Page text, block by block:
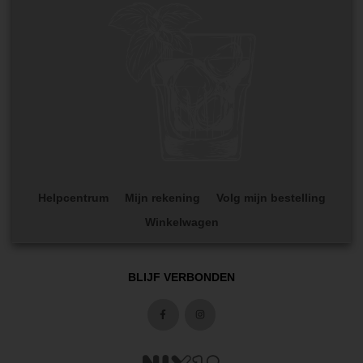
Helpcentrum Mijn rekening
Volg mijn bestelling
Winkelwagen
BLIJF VERBONDEN